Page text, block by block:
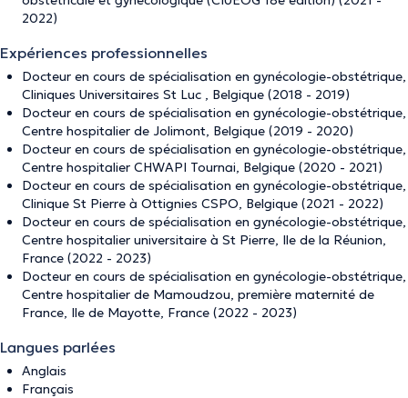
2022)
Expériences professionnelles
Docteur en cours de spécialisation en gynécologie-obstétrique,
Cliniques Universitaires St Luc , Belgique (2018 - 2019)
Docteur en cours de spécialisation en gynécologie-obstétrique,
Centre hospitalier de Jolimont, Belgique (2019 - 2020)
Docteur en cours de spécialisation en gynécologie-obstétrique,
Centre hospitalier CHWAPI Tournai, Belgique (2020 - 2021)
Docteur en cours de spécialisation en gynécologie-obstétrique,
Clinique St Pierre à Ottignies CSPO, Belgique (2021 - 2022)
Docteur en cours de spécialisation en gynécologie-obstétrique,
Centre hospitalier universitaire à St Pierre, Ile de la Réunion,
France (2022 - 2023)
Docteur en cours de spécialisation en gynécologie-obstétrique,
Centre hospitalier de Mamoudzou, première maternité de
France, Ile de Mayotte, France (2022 - 2023)
Langues parlées
Anglais
Français